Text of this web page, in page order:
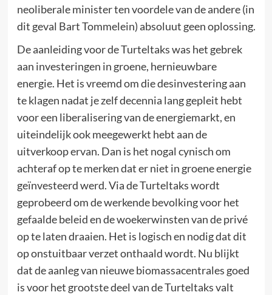
neoliberale minister ten voordele van de andere (in
dit geval Bart Tommelein) absoluut geen oplossing.
De aanleiding voor de Turteltaks was het gebrek
aan investeringen in groene, hernieuwbare
energie. Het is vreemd om die desinvestering aan
te klagen nadat je zelf decennia lang gepleit hebt
voor een liberalisering van de energiemarkt, en
uiteindelijk ook meegewerkt hebt aan de
uitverkoop ervan. Dan is het nogal cynisch om
achteraf op te merken dat er niet in groene energie
geïnvesteerd werd. Via de Turteltaks wordt
geprobeerd om de werkende bevolking voor het
gefaalde beleid en de woekerwinsten van de privé
op te laten draaien. Het is logisch en nodig dat dit
op onstuitbaar verzet onthaald wordt. Nu blijkt
dat de aanleg van nieuwe biomassacentrales goed
is voor het grootste deel van de Turteltaks valt